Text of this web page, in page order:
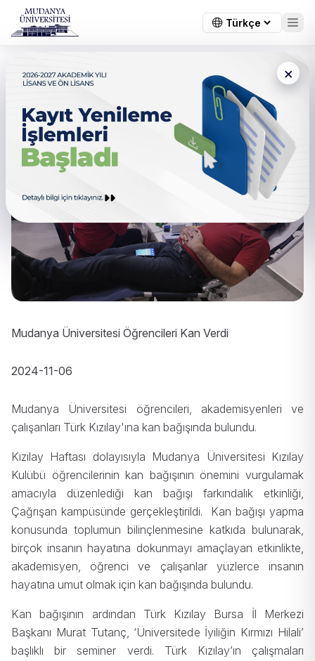
×
Mudanya Üniversitesi
Öğrencileri Kan Verdi
Mudanya Üniversitesi Öğrencileri Kan Verdi
2024-11-06
Mudanya Üniversitesi öğrencileri, akademisyenleri ve
çalışanları Türk Kızılay'ına kan bağışında bulundu.
Kızılay Haftası dolayısıyla Mudanya Üniversitesi Kızılay
Kulübü öğrencilerinin kan bağışının önemini vurgulamak
amacıyla düzenlediği kan bağışı farkındalık etkinliği,
Çağrışan kampüsünde gerçekleştirildi. Kan bağışı yapma
konusunda toplumun bilinçlenmesine katkıda bulunarak,
birçok insanın hayatına dokunmayı amaçlayan etkinlikte,
akademisyen, öğrenci ve çalışanlar yüzlerce insanın
hayatına umut olmak için kan bağışında bulundu.
Kan bağışının ardından Türk Kızılay Bursa İl Merkezi
Başkanı Murat Tutanç, ‘Üniversitede İyiliğin Kırmızı Hilali’
başlıklı bir seminer verdi. Türk Kızılay’ın çalışmaları